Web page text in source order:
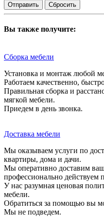
Сбросить
Вы также получите:
Сборка мебели
Установка и монтаж любой
Работаем качественно,
Правильная сборка и
мягкой мебели.
Приедем в день звонка.
Доставка мебели
Мы оказываем услуги по
квартиры, дома и дачи.
Мы оперативно доставим
профессионально действуем
У нас разумная ценовая
мебели.
Обратиться за помощью вы
Мы не подведем.